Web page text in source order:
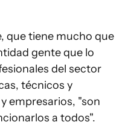
que tiene mucho que
gente que lo
del sector
técnicos y
empresarios, "son
a todos".